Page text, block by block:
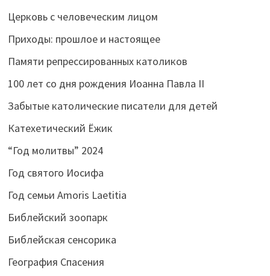
Церковь с человеческим лицом
Приходы: прошлое и настоящее
Памяти репрессированных католиков
100 лет со дня рождения Иоанна Павла II
Забытые католические писатели для детей
Катехетический Ёжик
“Год молитвы” 2024
Год святого Иосифа
Год семьи Amoris Laetitia
Библейский зоопарк
Библейская сенсорика
География Спасения